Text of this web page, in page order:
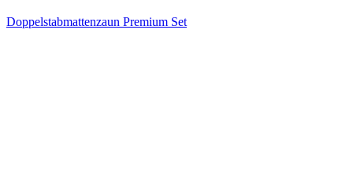
Doppelstabmattenzaun Premium Set